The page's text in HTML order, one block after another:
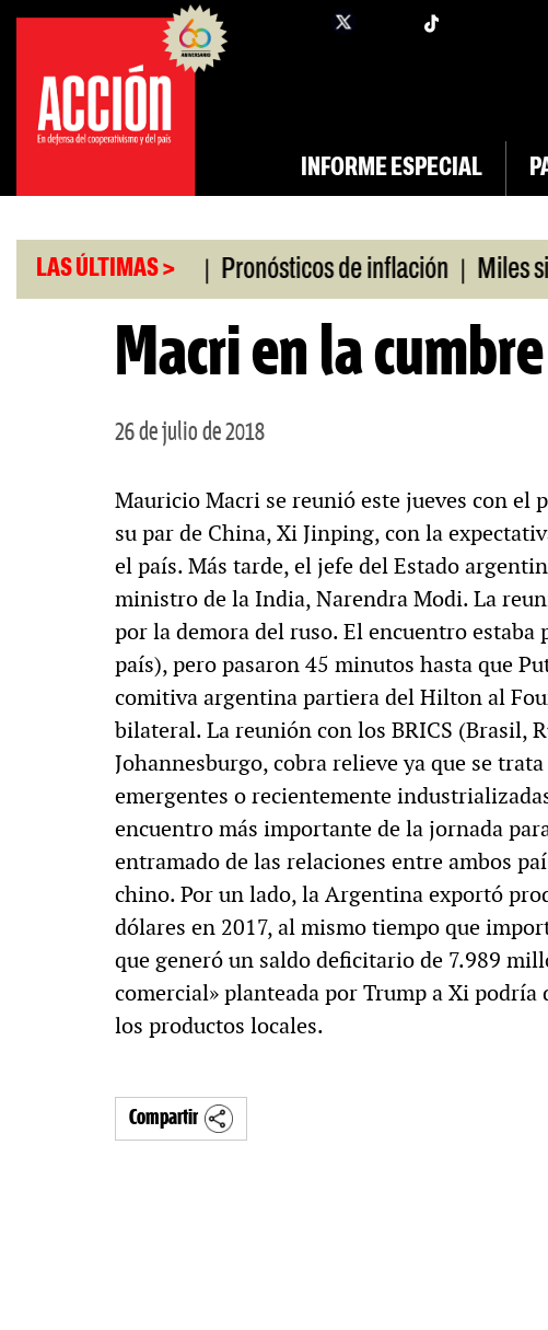
Saltar
contenido
facebook
INFORME ESPECIAL
LAS ÚLTIMAS >
universitario | Pronósticos de inflación | Miles sin
Macri en la
26 de julio de 2018
Mauricio Macri se reunió este jueves con el
su par de China, Xi Jinping, con la
el país. Más tarde, el jefe del Estado
ministro de la India, Narendra Modi. La
por la demora del ruso. El encuentro estaba
país), pero pasaron 45 minutos hasta que
comitiva argentina partiera del Hilton al
bilateral. La reunión con los BRICS (Brasil,
Johannesburgo, cobra relieve ya que se
emergentes o recientemente
encuentro más importante de la jornada
entramado de las relaciones entre ambos
chino. Por un lado, la Argentina exportó
dólares en 2017, al mismo tiempo que
que generó un saldo deficitario de 7.989
comercial» planteada por Trump a Xi
los productos locales.
Compartir